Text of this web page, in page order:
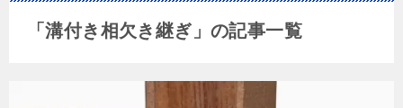
「溝付き相欠き継ぎ」の記事一覧